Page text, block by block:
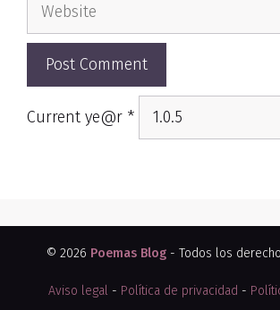
Current ye@r *
© 2026 Poemas Blog - Todos los
Aviso legal - Política de privacidad -